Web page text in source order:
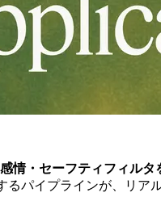
・セーフティフィル
パイプラインが、リア